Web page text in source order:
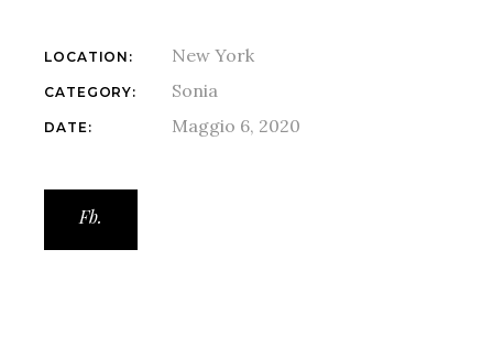
LOCATION: New York
CATEGORY: Sonia
DATE: Maggio 6, 2020
Fb.